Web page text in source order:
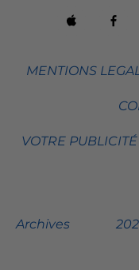
MENTIONS
VOTRE
Archives